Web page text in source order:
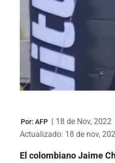
Por: AFP | 18 de Nov, 2022
Actualizado: 18 de nov,
El colombiano Jaime